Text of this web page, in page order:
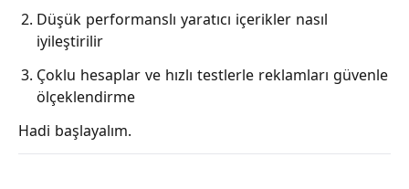
Düşük performanslı yaratıcı içerikler nasıl
iyileştirilir
Çoklu hesaplar ve hızlı testlerle reklamları güvenle
ölçeklendirme
Hadi başlayalım.